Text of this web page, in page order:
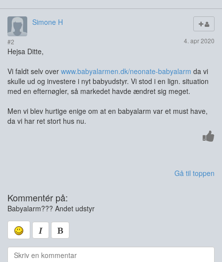
Simone H
#2 4. apr 2020
Hejsa Ditte,
Vi faldt selv over www.babyalarmen.dk/neonate-babyalarm da vi
skulle ud og investere i nyt babyudstyr. Vi stod i en lign. situation
med en efternøgler, så markedet havde ændret sig meget.
Men vi blev hurtige enige om at en babyalarm var et must have,
da vi har ret stort hus nu.
Gå til toppen
Kommentér på:
Babyalarm??? Andet udstyr